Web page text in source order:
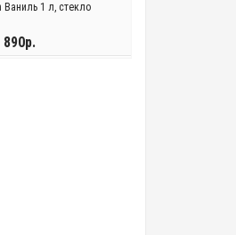
Ваниль 1 л, стекло
890р.